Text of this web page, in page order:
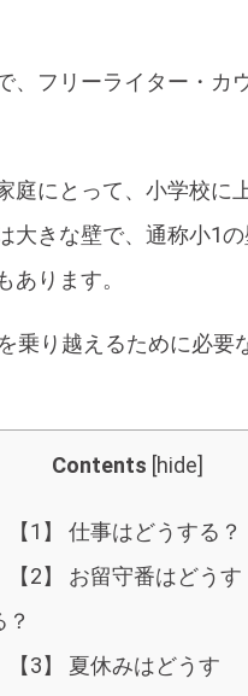
、フリーライター・カ
庭にとって、小学校に
きな壁で、通称小1
ります。
乗り越えるために必要
Contents [hide]
【1】 仕事はどうする？
【2】 お留守番はどうす
？
【3】 夏休みはどうす